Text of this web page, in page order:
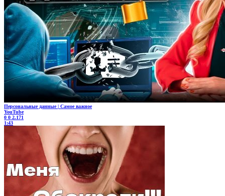
Персональные данные | Самое важное
YouTube
0 0 2.171
1:43